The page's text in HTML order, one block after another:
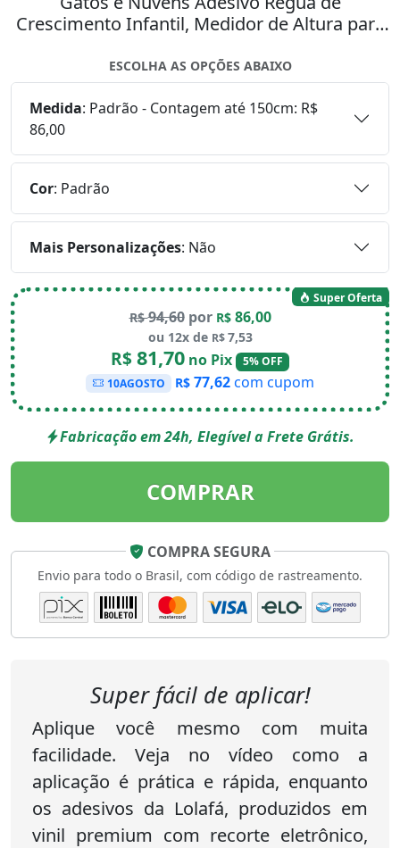
Crescimento Infantil, Medidor de Altura para
ESCOLHA AS OPÇÕES ABAIXO
Medida: Padrão - Contagem até 150cm: R$
86,00
Cor: Padrão
Mais Personalizações: Não
Super Oferta
R$94,60por R$ 86,00
ou 12x de R$7,53
R$81,70no Pix
5% OFF
10AGOSTO
R$77,62com cupom
Fabricação em 24h, Elegível a Frete Grátis.
COMPRAR
COMPRA SEGURA
Envio para todo o Brasil, com código de rastreamento.
Super fácil de aplicar!
Aplique você mesmo com muita
facilidade. Veja no vídeo como a
aplicação é prática e rápida, enquanto
os adesivos da Lolafá, produzidos em
vinil premium com recorte eletrônico,